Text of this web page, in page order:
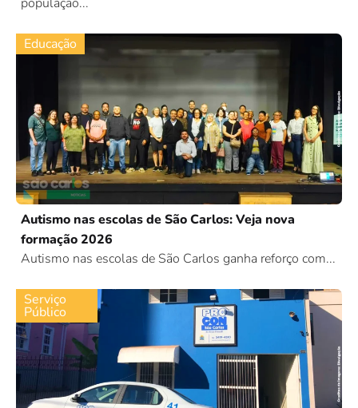
Educação
Autismo nas escolas de São Carlos: Veja nova
formação 2026
Autismo nas escolas de São Carlos ganha reforço com...
Serviço
Público